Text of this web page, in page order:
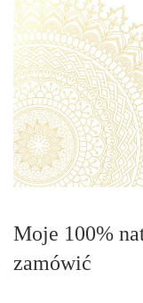
Moje 100%
zamówić